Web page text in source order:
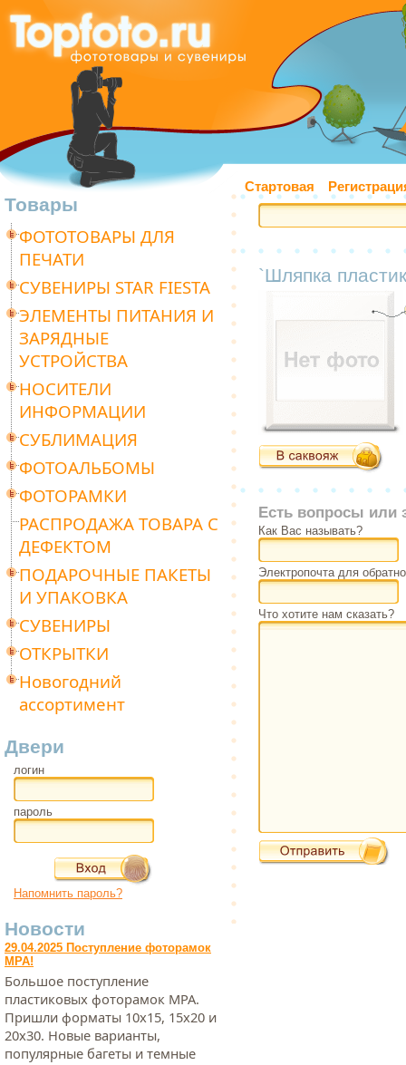
Стартовая
Товары
ФОТОТОВАРЫ ДЛЯ
ПЕЧАТИ
СУВЕНИРЫ STAR FIESTA
ЭЛЕМЕНТЫ ПИТАНИЯ И
ЗАРЯДНЫЕ
УСТРОЙСТВА
НОСИТЕЛИ
ИНФОРМАЦИИ
СУБЛИМАЦИЯ
ФОТОАЛЬБОМЫ
ФОТОРАМКИ
РАСПРОДАЖА ТОВАРА С
ДЕФЕКТОМ
ПОДАРОЧНЫЕ ПАКЕТЫ
И УПАКОВКА
СУВЕНИРЫ
ОТКРЫТКИ
Новогодний
ассортимент
Двери
логин
пароль
Напомнить пароль?
Новости
29.04.2025 Поступление фоторамок
МРА!
Большое поступление
пластиковых фоторамок МРА.
Пришли форматы 10х15, 15х20 и
20х30. Новые варианты,
популярные багеты и темные
`Шляпка
Есть вопросы или
Как Вас называть?
Электропочта для
Что хотите нам сказать?